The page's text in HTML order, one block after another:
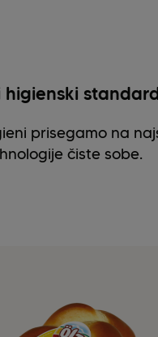
higienski
prisegamo na
čiste sobe.